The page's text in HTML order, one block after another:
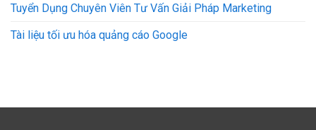
Tuyển Dụng Chuyên Viên Tư Vấn Giải Pháp Marketing
Tài liệu tối ưu hóa quảng cáo Google